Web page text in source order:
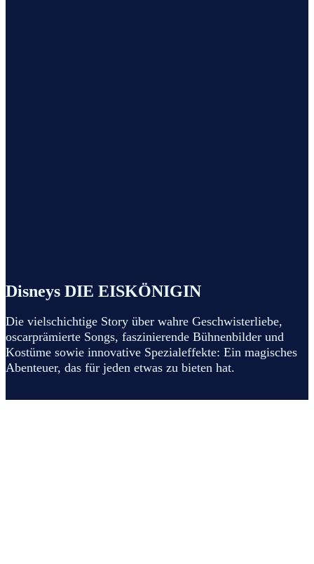
Disneys DIE EISKÖNIGIN
Die vielschichtige Story über wahre Geschwisterliebe,
oscarprämierte Songs, faszinierende Bühnenbilder und
Kostüme sowie innovative Spezialeffekte: Ein magisches
Abenteuer, das für jeden etwas zu bieten hat.